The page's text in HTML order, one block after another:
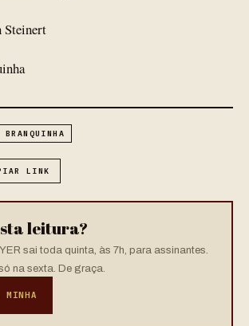
Steinert
LINK
leitura?
sai toda quinta, às 7h, para assinantes.
na sexta. De graça.